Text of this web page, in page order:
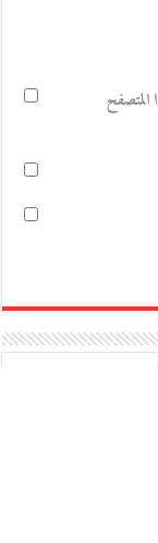
المتصفح